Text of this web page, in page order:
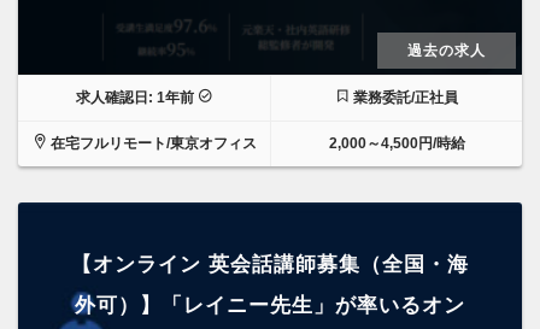
過去の求人
求人確認日: 1年前 業務委託/正社員
在宅フルリモート/東京オフィス 2,000～4,500円/時給
【オンライン 英会話講師募集（全国・海
外可）】「レイニー先生」が率いるオン